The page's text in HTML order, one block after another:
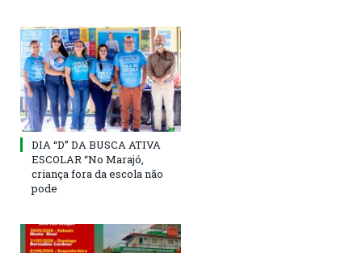
DIA “D” DA BUSCA ATIVA
ESCOLAR “No Marajó,
criança fora da escola não
pode